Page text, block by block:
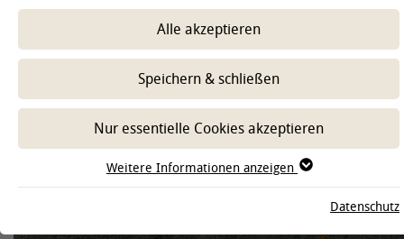
-- Unterbereich wählen --
Alle akzeptieren
Speichern & schließen
Nur essentielle Cookies akzeptieren
Weitere Informationen anzeigen
Datenschutz